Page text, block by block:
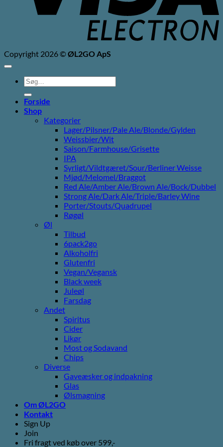
Copyright 2026 ©ØL2GO ApS
Søg
efter:
Forside
Shop
Kategorier
Lager/Pilsner/Pale Ale/Blonde/Gylden
Weissbier/Wit
Saison/Farmhouse/Grisette
IPA
Syrligt/Vildtgæret/Sour/Berliner Weisse
Mjød/Melomel/Braggot
Red Ale/Amber Ale/Brown Ale/Bock/Dubbel
Strong Ale/Dark Ale/Triple/Barley Wine
Porter/Stouts/Quadrupel
Røgøl
Øl
Tilbud
6pack2go
Alkoholfri
Glutenfri
Vegan/Vegansk
Black week
Juleøl
Farsdag
Andet
Spiritus
Cider
Likør
Most og Sodavand
Chips
Diverse
Gaveæsker og indpakning
Glas
Ølsmagning
Om ØL2GO
Kontakt
Sign Up
Join
Fri fragt ved køb over 599,-